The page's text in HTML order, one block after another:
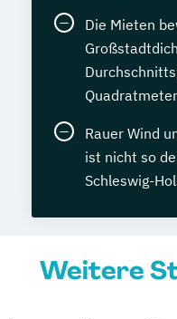
Die Mieten
Rauer Wind
ist nicht so
Schleswig-
Weitere